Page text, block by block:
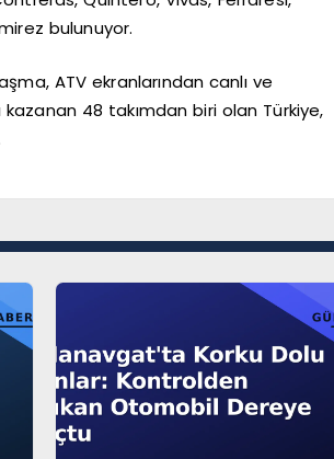
bulunuyor.
ATV ekranlarından canlı ve
kazanan 48 takımdan biri olan Türkiye,